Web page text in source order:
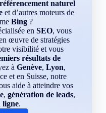
référencement naturel
et d’autres moteurs de
Bing?
enSEO, vous
œuvre de stratégies
visibilité et vous
résultats de
à Genève, Lyon,
et en Suisse, notre
aide à atteindre vos
,génération de leads,
ligne.